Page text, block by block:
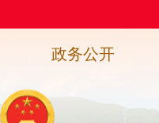
政务公开